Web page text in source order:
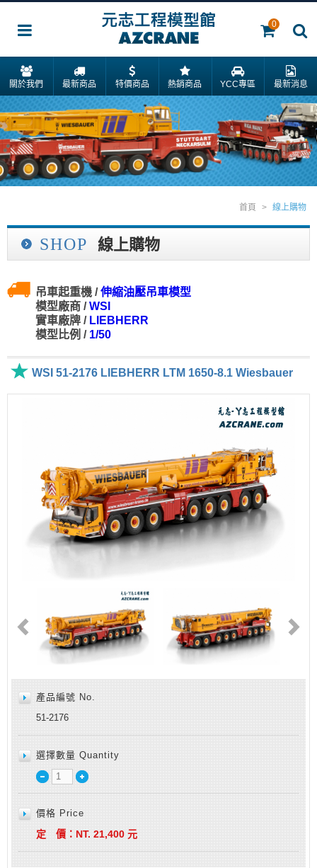
0
關於我們 最新商品 特價商品 熱銷商品 YCC專區 最新消息
SHOP 線上購物
首頁 > 線上購物
吊車起重機 /伸縮油壓吊車模型
模型廠商 /WSI
實車廠牌 / LIEBHERR
模型比例 / 1/50
WSI 51-2176 LIEBHERR LTM 1650-8.1 Wiesbauer
產品編號 No.
51-2176
選擇數量 Quantity
價格 Price
定 價： NT. 21,400 元